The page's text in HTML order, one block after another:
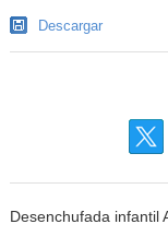
Descargar
Desenchufada infantil